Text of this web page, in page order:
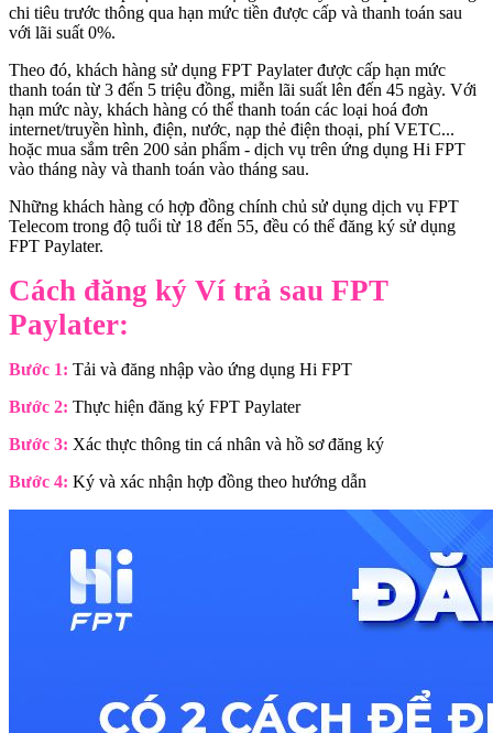
chi tiêu trước thông qua hạn mức tiền được cấp và thanh toán sau
với lãi suất 0%.
Theo đó, khách hàng sử dụng FPT Paylater được cấp hạn mức
thanh toán từ 3 đến 5 triệu đồng, miễn lãi suất lên đến 45 ngày. Với
hạn mức này, khách hàng có thể thanh toán các loại hoá đơn
internet/truyền hình, điện, nước, nạp thẻ điện thoại, phí VETC...
hoặc mua sắm trên 200 sản phẩm - dịch vụ trên ứng dụng Hi FPT
vào tháng này và thanh toán vào tháng sau.
Những khách hàng có hợp đồng chính chủ sử dụng dịch vụ FPT
Telecom trong độ tuổi từ 18 đến 55, đều có thể đăng ký sử dụng
FPT Paylater.
Cách đăng ký Ví trả sau FPT
Paylater:
Bước 1: Tải và đăng nhập vào ứng dụng Hi FPT
Bước 2: Thực hiện đăng ký FPT Paylater
Bước 3: Xác thực thông tin cá nhân và hồ sơ đăng ký
Bước 4: Ký và xác nhận hợp đồng theo hướng dẫn